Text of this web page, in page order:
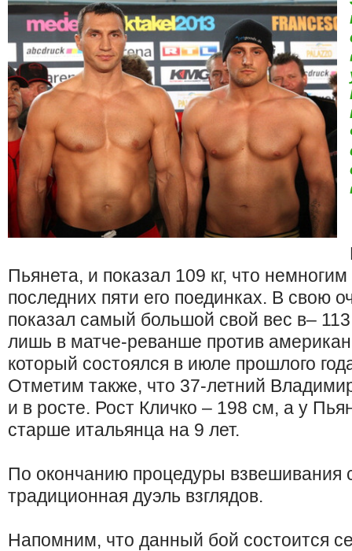
Пьянета, и показал 109 кг, что
последних пяти его поединках. В свою
показал самый большой свой вес в–
лишь в матче-реванше против
который состоялся в июле прошлого
Отметим также, что 37-летний
и в росте. Рост Кличко – 198 см, а у
старше итальянца на 9 лет.
По окончанию процедуры взвешивания
традиционная дуэль взглядов.
Напомним, что данный бой состоится